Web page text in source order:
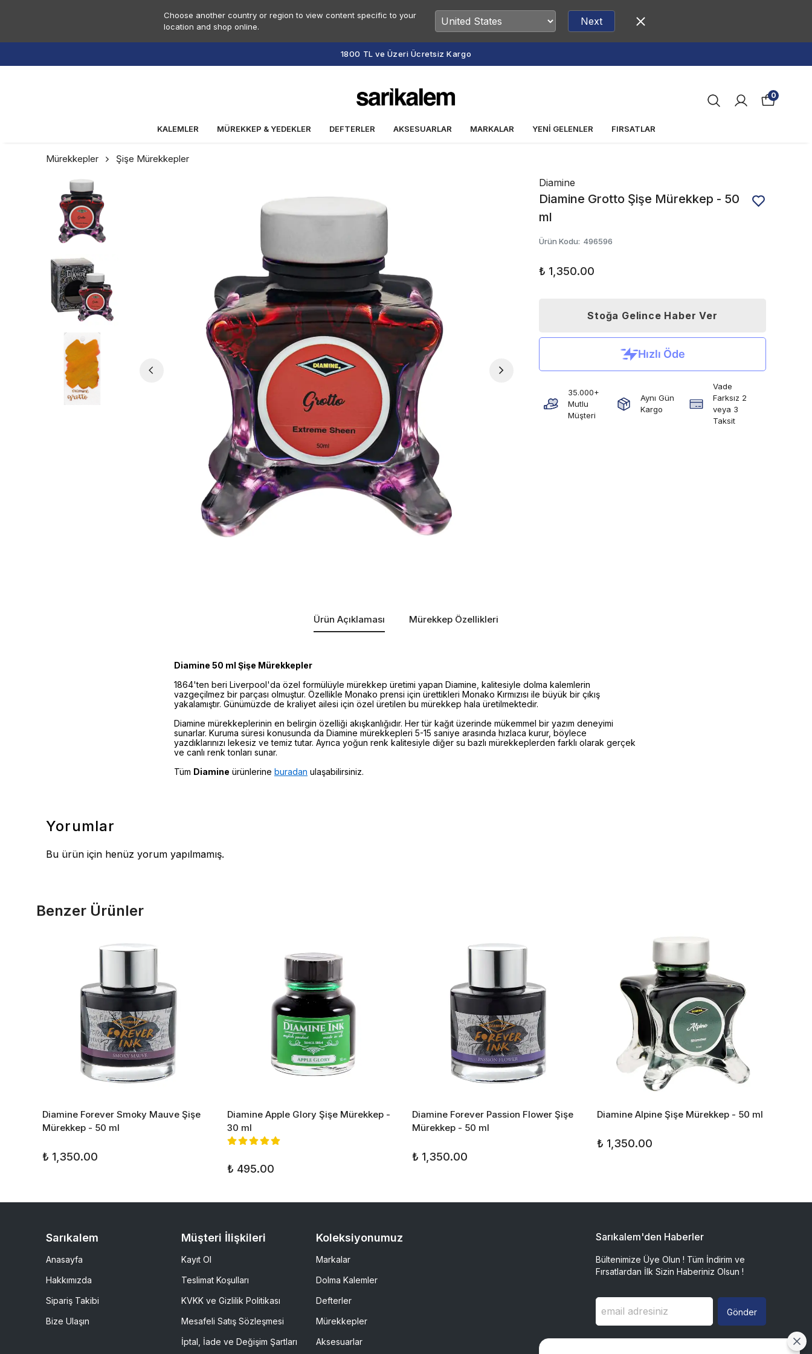
Choose another country or region to view content specific to your
location and shop online.
Next
Vade Farksız 2 veya 3 Taksit Fırsatı
KALEMLER MÜREKKEP & YEDEKLER DEFTERLER AKSESUARLAR MARKALAR YENİ GELENLER FIRSATLAR
0
Mürekkepler Şişe Mürekkepler
Diamine
Diamine Grotto Şişe Mürekkep - 50
ml
Ürün Kodu: 496596
₺ 1,350.00
Stoğa Gelince Haber Ver
35.000+
Mutlu
Müşteri
Aynı Gün
Kargo
Vade
Farksız 2
veya 3
Taksit
Ürün Açıklaması Mürekkep Özellikleri
Diamine 50 ml Şişe Mürekkepler
1864'ten beri Liverpool'da özel formülüyle mürekkep üretimi yapan Diamine, kalitesiyle dolma kalemlerin
vazgeçilmez bir parçası olmuştur. Özellikle Monako prensi için ürettikleri Monako Kırmızısı ile büyük bir çıkış
yakalamıştır. Günümüzde de kraliyet ailesi için özel üretilen bu mürekkep hala üretilmektedir.
Diamine mürekkeplerinin en belirgin özelliği akışkanlığıdır. Her tür kağıt üzerinde mükemmel bir yazım deneyimi
sunarlar. Kuruma süresi konusunda da Diamine mürekkepleri 5-15 saniye arasında hızlaca kurur, böylece
yazdıklarınızı lekesiz ve temiz tutar. Ayrıca yoğun renk kalitesiyle diğer su bazlı mürekkeplerden farklı olarak gerçek
ve canlı renk tonları sunar.
Tüm Diamine ürünlerine buradan ulaşabilirsiniz.
Yorumlar
Bu ürün için henüz yorum yapılmamış.
Benzer Ürünler
Diamine Forever Smoky Mauve Şişe
Mürekkep - 50 ml
₺ 1,350.00
Diamine Apple Glory Şişe Mürekkep -
30 ml
₺ 495.00
Diamine Forever Passion Flower Şişe
Mürekkep - 50 ml
₺ 1,350.00
Diamine Alpine Şişe Mürekkep - 50 ml
₺ 1,350.00
Sarıkalem
Anasayfa
Hakkımızda
Sipariş Takibi
Bize Ulaşın
Müşteri İlişkileri
Kayıt Ol
Teslimat Koşulları
KVKK ve Gizlilik Politikası
Mesafeli Satış Sözleşmesi
İptal, İade ve Değişim Şartları
Koleksiyonumuz
Markalar
Dolma Kalemler
Defterler
Mürekkepler
Aksesuarlar
Sarıkalem'den Haberler
Bültenimize Üye Olun ! Tüm İndirim ve
Fırsatlardan İlk Sizin Haberiniz Olsun !
Gönder